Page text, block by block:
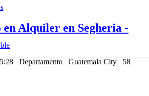
Alquiler en Segheria -
Departamento Guatemala City
58